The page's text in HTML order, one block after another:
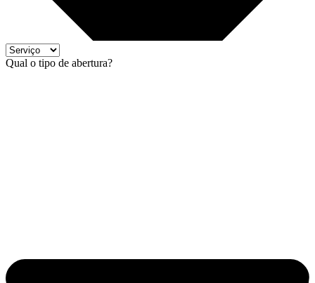
Qual o tipo de abertura?